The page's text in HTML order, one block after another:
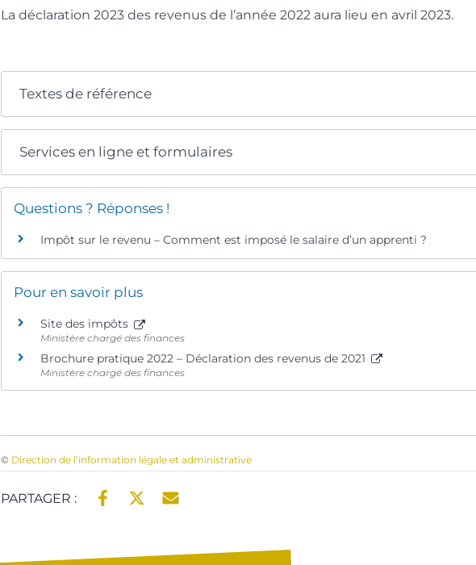
La déclaration 2023 des revenus de l’année 2022 aura lieu en avril 2023.
Textes de référence
Services en ligne et formulaires
Questions ? Réponses !
Impôt sur le revenu – Comment est imposé le salaire d’un apprenti ?
Pour en savoir plus
Site des impôts
Ministère chargé des finances
Brochure pratique 2022 – Déclaration des revenus de 2021
Ministère chargé des finances
© Direction de l’information légale et administrative
PARTAGER :